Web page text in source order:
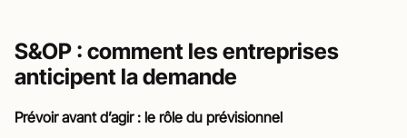
S&OP : comment les entreprises
anticipent la demande
Prévoir avant d’agir : le rôle du prévisionnel